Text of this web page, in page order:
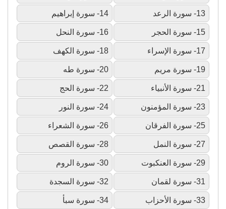
13- سورة الرعد 14- سورة إبراهيم
15- سورة الحجر 16- سورة النحل
17- سورة الإسراء 18- سورة الكهف
19- سورة مريم 20- سورة طه
21- سورة الأنبياء 22- سورة الحج
23- سورة المؤمنون 24- سورة النور
25- سورة الفرقان 26- سورة الشعراء
27- سورة النمل 28- سورة القصص
29- سورة العنكبوت 30- سورة الروم
31- سورة لقمان 32- سورة السجدة
33- سورة الأحزاب 34- سورة سبأ